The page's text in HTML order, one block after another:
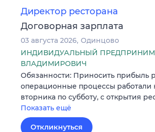
Директор ресторана
Договорная зарплата
03 августа 2026 Одинцово
ИНДИВИДУАЛЬНЫЙ
ВЛАДИМИРОВИЧ
Обязанности: Приносить прибыль
операционные процессы работали
вторника по субботу, с открытия
Показать ещё
Откликнуться